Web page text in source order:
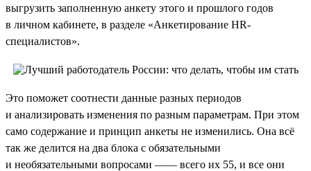
выгрузить заполненную анкету этого и прошлого годов
в личном кабинете, в разделе «Анкетирование HR-
специалистов».
Это поможет соотнести данные разных периодов
и анализировать изменения по разным параметрам. При этом
само содержание и принцип анкеты не изменились. Она всё
так же делится на два блока с обязательными
и необязательными вопросами —— всего их 55, и все они